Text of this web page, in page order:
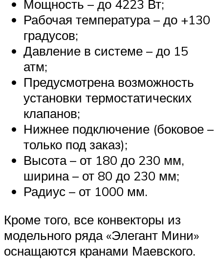
Мощность – до 4223 Вт;
Рабочая температура – до +130
градусов;
Давление в системе – до 15
атм;
Предусмотрена возможность
установки термостатических
клапанов;
Нижнее подключение (боковое –
только под заказ);
Высота – от 180 до 230 мм,
ширина – от 80 до 230 мм;
Радиус – от 1000 мм.
Кроме того, все конвекторы из
модельного ряда «Элегант Мини»
оснащаются кранами Маевского.